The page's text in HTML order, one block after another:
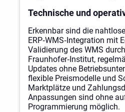
Technische und
Erkennbar sind die nahtlose
ERP‑WMS‑Integration mit
Validierung des WMS
Fraunhofer‑Institut,
Updates ohne
flexible Preismodelle und
Marktplätze und
Anpassungen sind ohne
Programmierung möglich.